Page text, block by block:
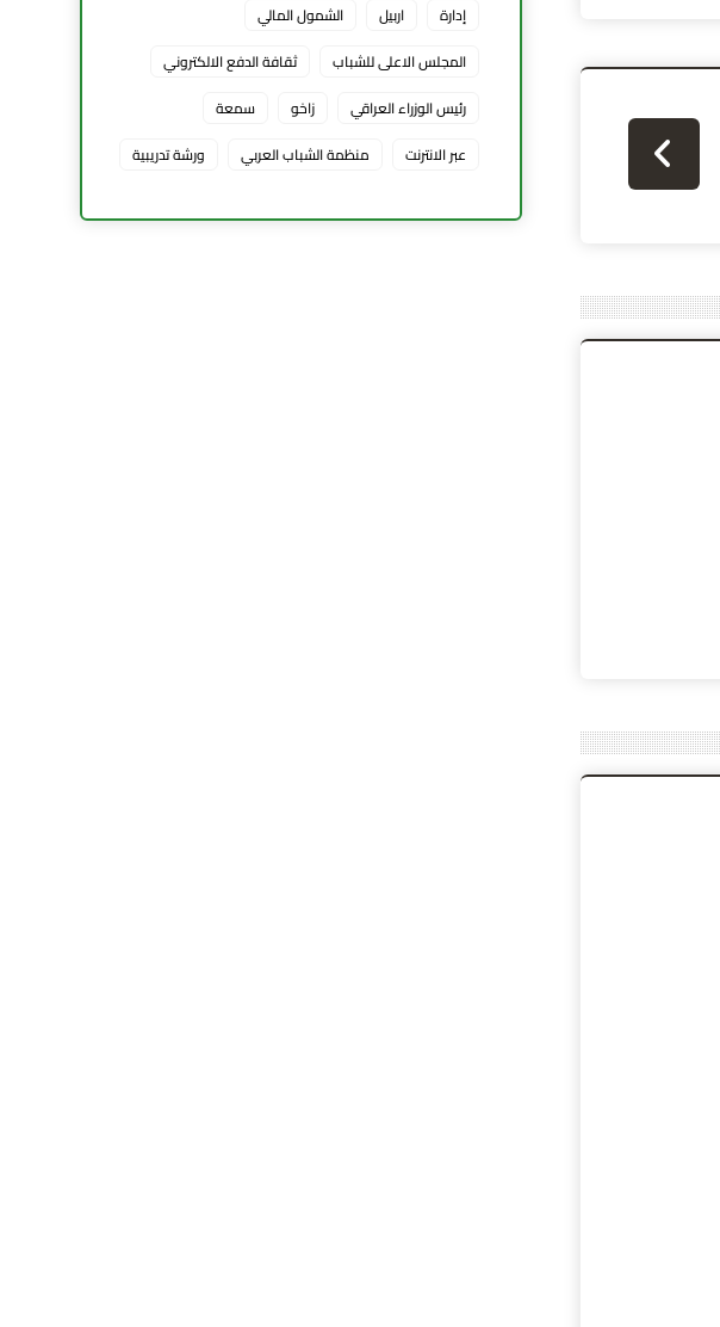
إدارة اربيل
الشمول المالي
المجلس الاعلى للشباب
ثقافة الدفع الالكتروني
رئيس الوزراء العراقي
زاخو
سمعة
عبر الانترنت
منظمة الشباب العربي ورشة تدريبية